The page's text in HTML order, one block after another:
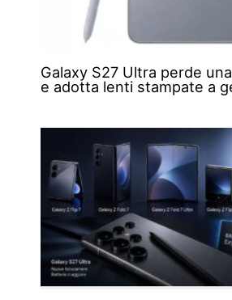
Galaxy S27 Ultra perde
e adotta lenti stampate a